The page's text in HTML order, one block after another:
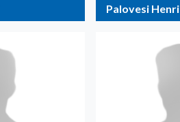
Palovesi Henri